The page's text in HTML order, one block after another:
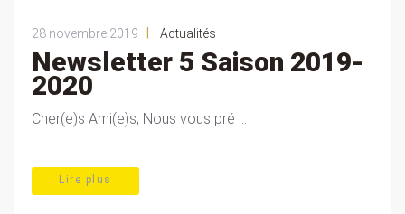
28 novembre 2019 Actualités
Newsletter 5 Saison 2019-
2020
Cher(e)s Ami(e)s, Nous vous pré ...
Lire plus